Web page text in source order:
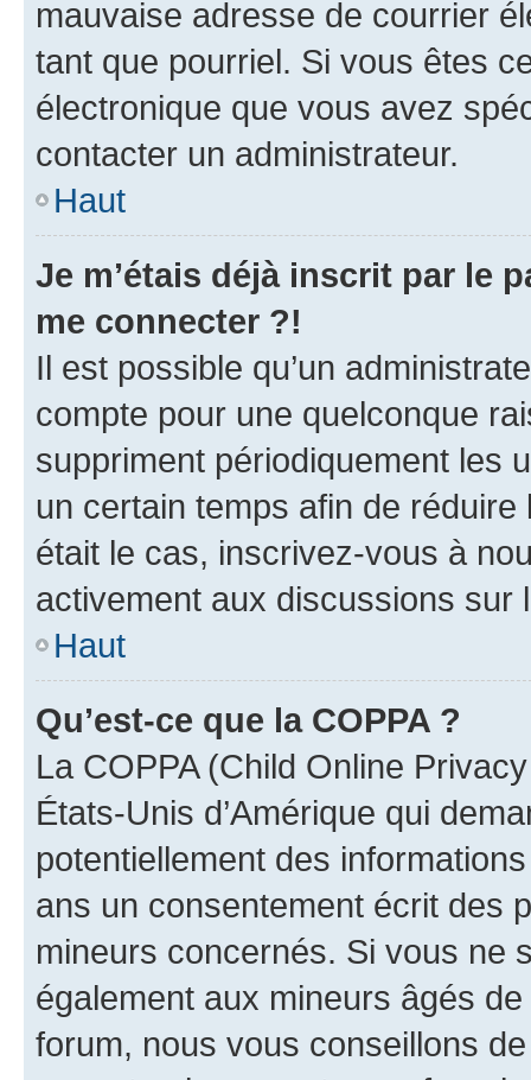
mauvaise adresse de courrier
tant que pourriel. Si vous êtes
électronique que vous avez
contacter un administrateur.
Haut
Je m’étais déjà inscrit par le
me connecter ?!
Il est possible qu’un
compte pour une quelconque
suppriment périodiquement les
un certain temps afin de
était le cas, inscrivez-vous à
activement aux discussions sur
Haut
Qu’est-ce que la COPPA ?
La COPPA (Child Online
États-Unis d’Amérique qui
potentiellement des
ans un consentement écrit des
mineurs concernés. Si vous ne
également aux mineurs âgés
forum, nous vous conseillons